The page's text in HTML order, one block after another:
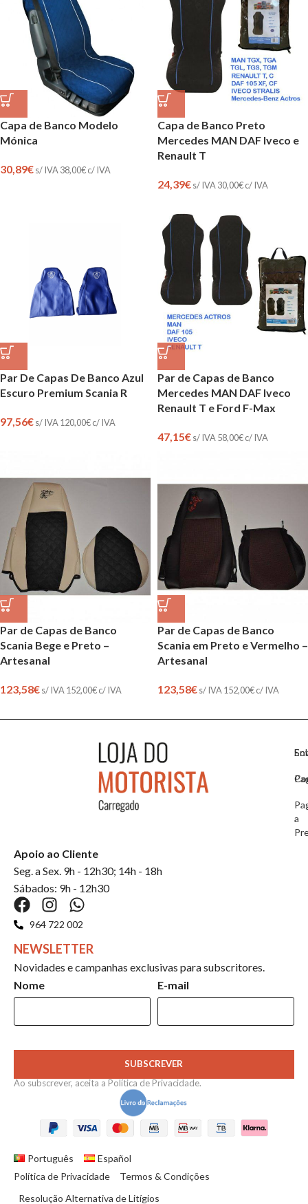
Capa de Banco Modelo
Mónica
30,89€s/ IVA 38,00€c/ IVA
Capa de Banco Preto
Mercedes MAN DAF Iveco e
Renault T
24,39€s/ IVA 30,00€c/ IVA
Par De Capas De Banco Azul
Escuro Premium Scania R
97,56€s/ IVA 120,00€c/ IVA
Par de Capas de Banco
Mercedes MAN DAF Iveco
Renault T e Ford F-Max
47,15€s/ IVA 58,00€c/ IVA
Par de Capas de Banco
Scania Bege e Preto –
Artesanal
123,58€s/ IVA 152,00€c/ IVA
Par de Capas de Banco
Scania em Preto e Vermelho –
Artesanal
123,58€s/ IVA 152,00€c/ IVA
a
Apoio ao Cliente
Seg. a Sex. 9h - 12h30; 14h - 18h
Sábados: 9h - 12h30
964 722 002
NEWSLETTER
Novidades e campanhas exclusivas para subscritores.
Nome
E-mail
SUBSCREVER
Ao subscrever, aceita a Política de Privacidade.
Português
Español
Política de Privacidade
Termos & Condições
Resolução Alternativa de Litígios